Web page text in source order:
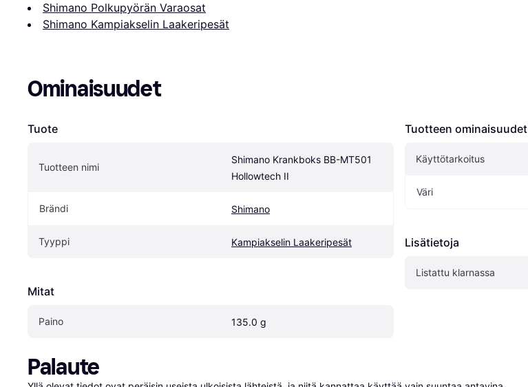
Shimano Polkupyörän Varaosat
Shimano Kampiakselin Laakeripesät
Ominaisuudet
Tuote
Tuotteen nimi
Shimano Krankboks BB-MT501
Hollowtech II
Brändi Shimano
Tyyppi Kampiakselin Laakeripesät
Mitat
Paino 135.0 g
Tuotteen ominaisuudet
Käyttötarkoitus
Väri
Lisätietoja
Listattu klarnassa
Palaute